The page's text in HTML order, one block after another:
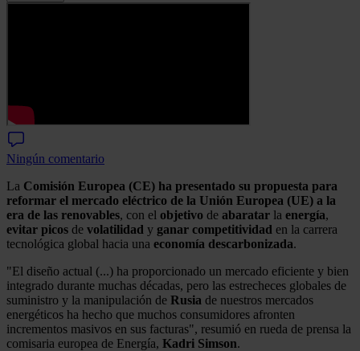
Ningún comentario
La Comisión Europea (CE) ha presentado su propuesta para
reformar el mercado eléctrico de la Unión Europea (UE) a la
era de las renovables, con el objetivo de abaratar la energía,
evitar picos de volatilidad y ganar competitividad en la carrera
tecnológica global hacia una economía descarbonizada.
"El diseño actual (...) ha proporcionado un mercado eficiente y bien
integrado durante muchas décadas, pero las estrecheces globales de
suministro y la manipulación de Rusia de nuestros mercados
energéticos ha hecho que muchos consumidores afronten
incrementos masivos en sus facturas", resumió en rueda de prensa la
comisaria europea de Energía, Kadri Simson.